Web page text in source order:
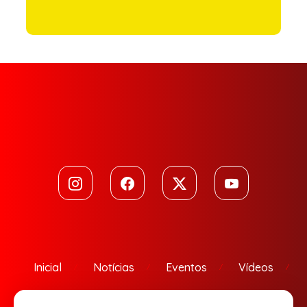
Inicial Notícias Eventos Vídeos